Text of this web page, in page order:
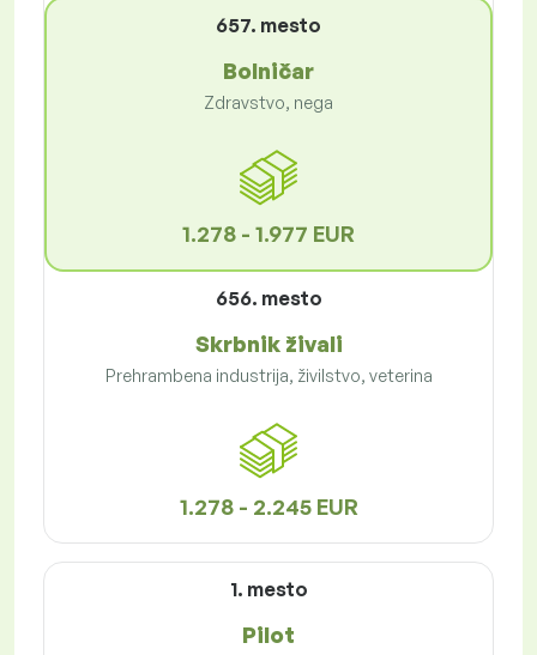
657. mesto
Bolničar
Zdravstvo, nega
1.278 - 1.977 EUR
656. mesto
Skrbnik živali
Prehrambena industrija, živilstvo, veterina
1.278 - 2.245 EUR
1. mesto
Pilot